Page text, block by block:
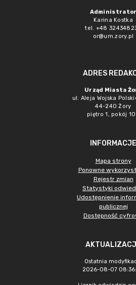
Administrator
Karina Kostka
tel. +48
or@um.zory.pl
ADRES
Urząd Miasta
ul. Aleja Wojska
44-240 Żory
piętro 1, pokój
INFORMACJE
Mapa strony
Ponowne
Rejestr zmian
Statystyki
Udostępnienie
publicznej
Dostępność
Ostatnia
2026-08-07